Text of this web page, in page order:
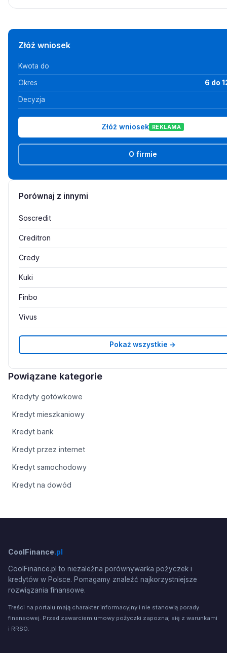
Złóż wniosek
Kwota do
Okres 6 do
Decyzja
Złóż wniosek REKLAMA
O firmie
Porównaj z innymi
Soscredit
Creditron
Credy
Kuki
Finbo
Vivus
Pokaż wszystkie →
Powiązane kategorie
Kredyty gotówkowe
Kredyt mieszkaniowy
Kredyt bank
Kredyt przez internet
Kredyt samochodowy
Kredyt na dowód
CoolFinance.pl
CoolFinance.pl to niezależna porównywarka pożyczek i
kredytów w Polsce. Pomagamy znaleźć najkorzystniejsze
rozwiązania finansowe.
Treści na portalu mają charakter informacyjny i nie stanowią porady
finansowej. Przed zawarciem umowy pożyczki zapoznaj się z warunkami
i RRSO.